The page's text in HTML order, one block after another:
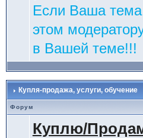
Если Ваша тема
этом
в Вашей теме!!!
Купля-продажа, услуги, обучение
Форум
Куплю/